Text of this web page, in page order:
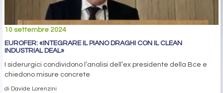
10 settembre 2024
EUROFER: «INTEGRARE IL PIANO DRAGHI CON IL CLEAN
INDUSTRIAL DEAL»
I siderurgici condividono l’analisi dell’ex presidente della Bce e
chiedono misure concrete
di Davide Lorenzini